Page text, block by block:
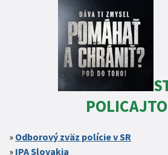
Odborový zväz polície v SR
IPA Slovakia